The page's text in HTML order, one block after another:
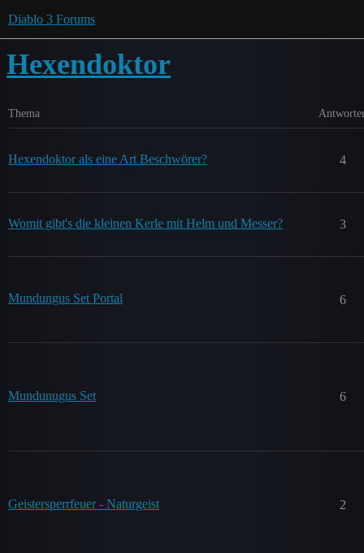
Diablo 3 Forums
Hexendoktor
Thema
Hexendoktor als eine Art Beschwörer? 4
Womit gibt's die kleinen Kerle mit Helm und Messer? 3
Mundungus Set Portal 6
Mundunugus Set 6
Geistersperrfeuer - Naturgeist 2